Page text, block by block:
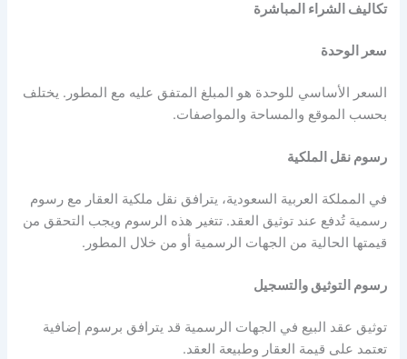
تكاليف الشراء المباشرة
سعر الوحدة
السعر الأساسي للوحدة هو المبلغ المتفق عليه مع المطور. يختلف
بحسب الموقع والمساحة والمواصفات.
رسوم نقل الملكية
في المملكة العربية السعودية، يترافق نقل ملكية العقار مع رسوم
رسمية تُدفع عند توثيق العقد. تتغير هذه الرسوم ويجب التحقق من
قيمتها الحالية من الجهات الرسمية أو من خلال المطور.
رسوم التوثيق والتسجيل
توثيق عقد البيع في الجهات الرسمية قد يترافق برسوم إضافية
تعتمد على قيمة العقار وطبيعة العقد.